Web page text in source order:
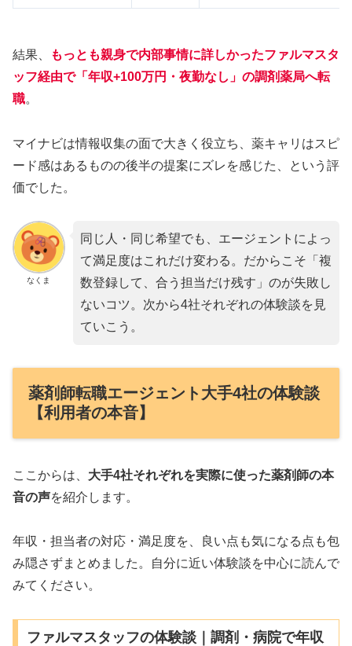
結果、 もっとも親身で内部事情に詳しかったファルマスタ
ッフ経由で「年収+100万円・夜勤なし」の調剤薬局へ転
職。
マイナビは情報収集の面で大きく役立ち、薬キャリはスピ
ード感はあるものの後半の提案にズレを感じた、という評
価でした。
なくま
同じ人・同じ希望でも、エージェントによっ
て満足度はこれだけ変わる。だからこそ「複
数登録して、合う担当だけ残す」のが失敗し
ないコツ。次から4社それぞれの体験談を見
ていこう。
薬剤師転職エージェント大手4社の体験談
【利用者の本音】
ここからは、 大手4社それぞれを実際に使った薬剤師の本
音の声を紹介します。
年収・担当者の対応・満足度を、良い点も気になる点も包
み隠さずまとめました。自分に近い体験談を中心に読んで
みてください。
ファルマスタッフの体験談｜調剤・病院で年収